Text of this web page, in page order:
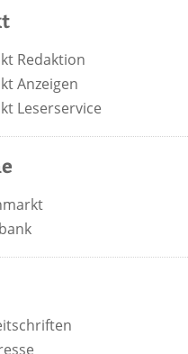
Redaktion
Anzeigen
Leserservice